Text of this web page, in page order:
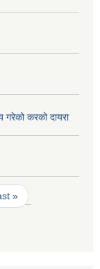
करको दायरा
»